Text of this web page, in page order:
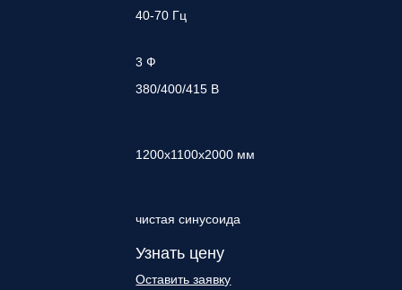
40-70 Гц
3 Ф
380/400/415 В
1200х1100х2000 мм
чистая синусоида
Узнать цену
Оставить заявку